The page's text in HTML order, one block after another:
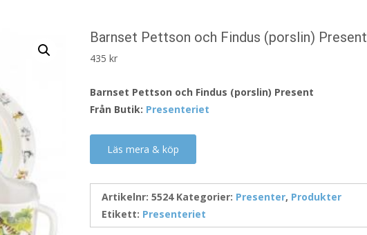
Barnset Pettson och Findus (porslin) Present
435kr
Barnset Pettson och Findus (porslin) Present
Från Butik: Presenteriet
Läs mera & köp
Artikelnr:5524 Kategorier: Presenter, Produkter
Etikett: Presenteriet